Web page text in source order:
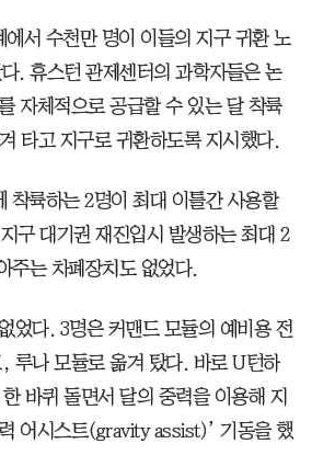
에서 수천만 명이 이들의 지구 귀환 노
. 휴스턴 관제센터의 과학자들은 논
자체적으로 공급할 수 있는 달 착륙
타고 지구로 귀환하도록 지시했다.
착륙하는 2명이 최대 이틀간 사용할
구 대기권 재진입시 발생하는 최대 2
주는 차폐장치도 없었다.
었다. 3명은 커맨드 모듈의 예비용 전
루나 모듈로 옮겨 탔다. 바로 U턴하
바퀴 돌면서 달의 중력을 이용해 지
어시스트(gravity assist)’ 기동을 했